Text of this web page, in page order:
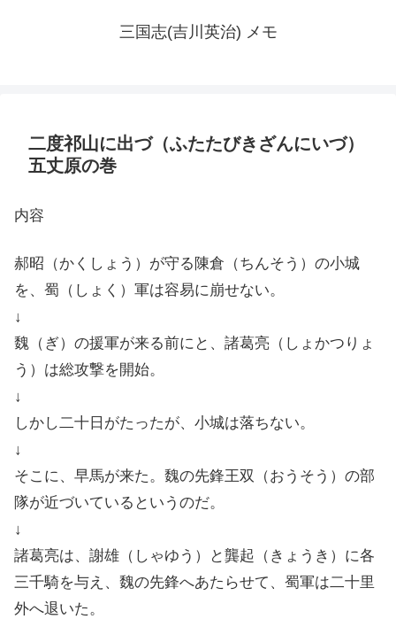
三国志(吉川英治) メモ
二度祁山に出づ（ふたたびきざんにいづ）
五丈原の巻
内容
郝昭（かくしょう）が守る陳倉（ちんそう）の小城
を、蜀（しょく）軍は容易に崩せない。
↓
魏（ぎ）の援軍が来る前にと、諸葛亮（しょかつりょ
う）は総攻撃を開始。
↓
しかし二十日がたったが、小城は落ちない。
↓
そこに、早馬が来た。魏の先鋒王双（おうそう）の部
隊が近づいているというのだ。
↓
諸葛亮は、謝雄（しゃゆう）と龔起（きょうき）に各
三千騎を与え、魏の先鋒へあたらせて、蜀軍は二十里
外へ退いた。